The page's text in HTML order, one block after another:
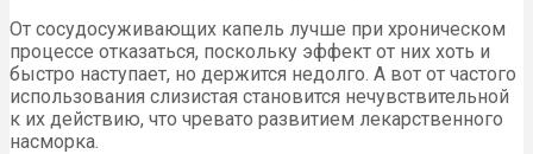
От сосудосуживающих капель лучше при хроническом
процессе отказаться, поскольку эффект от них хоть и
быстро наступает, но держится недолго. А вот от частого
использования слизистая становится нечувствительной
к их действию, что чревато развитием лекарственного
насморка.